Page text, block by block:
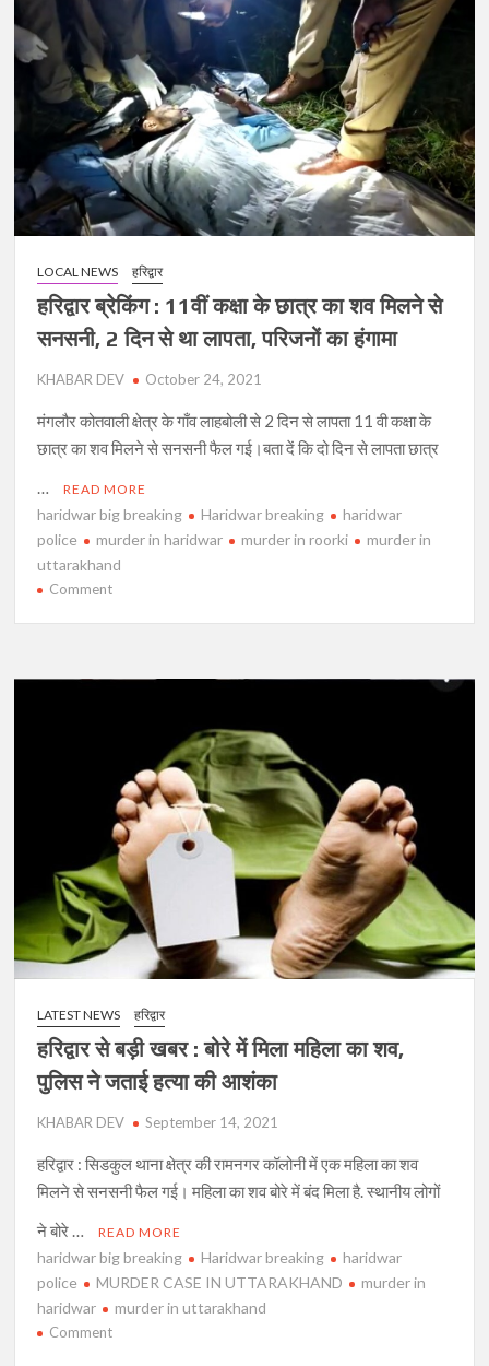
सनसनी,
खून
से
लथपथ
मिला
शव,
पुलिस
महकमे
हड़कंप
LOCAL NEWS हरिद्वार
हरिद्वार ब्रेकिंग : 11वीं कक्षा के छात्र का शव मिलने से
सनसनी, 2 दिन से था लापता, परिजनों का हंगामा
KHABAR DEV October 24, 2021
मंगलौर कोतवाली क्षेत्र के गाँव लाहबोली से 2 दिन से लापता 11 वी कक्षा के
छात्र का शव मिलने से सनसनी फैल गई।बता दें कि दो दिन से लापता छात्र
…
READ MORE
haridwar big breaking Haridwar breaking
haridwar
police
murder in haridwar murder in roorki
murder in
uttarakhand
Commenton
11वीं
का
शव
मिलने
से
सनसनी,
2
दिन
से
परिजनों
का
LATEST NEWS हरिद्वार
हरिद्वार से बड़ी खबर : बोरे में मिला महिला का शव,
पुलिस ने जताई हत्या की आशंका
KHABAR DEV September 14, 2021
हरिद्वार : सिडकुल थाना क्षेत्र की रामनगर कॉलोनी में एक महिला का शव
मिलने से सनसनी फैल गई। महिला का शव बोरे में बंद मिला है. स्थानीय लोगों
ने बोरे …
READ MORE
haridwar big breaking Haridwar breaking
haridwar
police
MURDER CASE IN UTTARAKHAND
murder in
haridwar
murder in uttarakhand
Commenton